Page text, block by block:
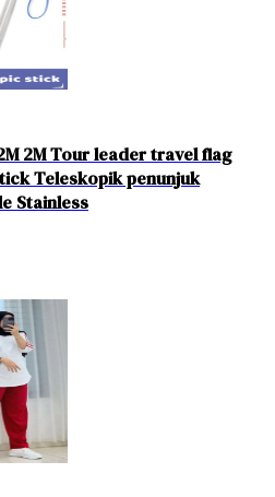
2M Tour leader travel flag
Teleskopik penunjuk
Stainless